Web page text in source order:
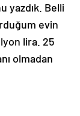
yazdık. Belli
evin
lira. 25
olmadan